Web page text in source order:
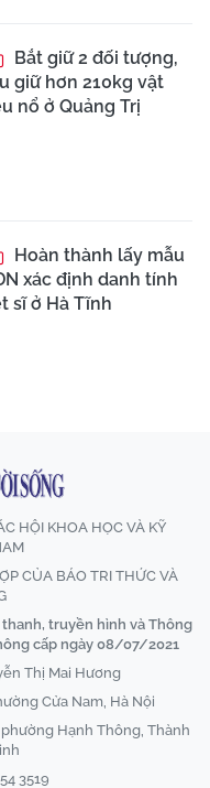
Bắt giữ 2 đối tượng,
giữ hơn 210kg vật
nổ ở Quảng Trị
Hoàn thành lấy mẫu
xác định danh tính
sĩ ở Hà Tĩnh
HỘI KHOA HỌC VÀ KỸ
CỦA BÁO TRI THỨC VÀ
thanh, truyền hình và Thông
cấp ngày 08/07/2021
Thị Mai Hương
Cửa Nam, Hà Nội
Hạnh Thông, Thành
3519